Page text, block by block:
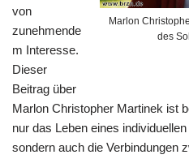
Marlon
des
von
zunehmende
m Interesse.
Dieser
Beitrag über
Marlon Christopher Martinek ist
nur das Leben eines
sondern auch die Verbindungen